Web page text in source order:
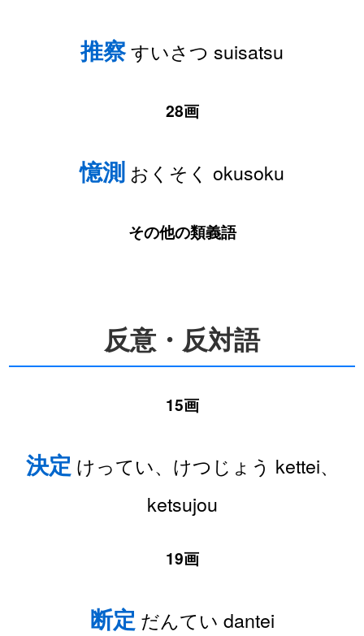
推察すいさつ suisatsu
28画
憶測 おくそく okusoku
その他の類義語
反意・反対語
15画
決定 けってい、けつじょう kettei、
ketsujou
19画
断定 だんてい dantei